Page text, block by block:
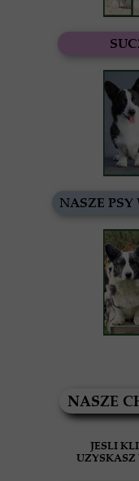
JESLI
UZYSKASZ
NASZE
NASZE